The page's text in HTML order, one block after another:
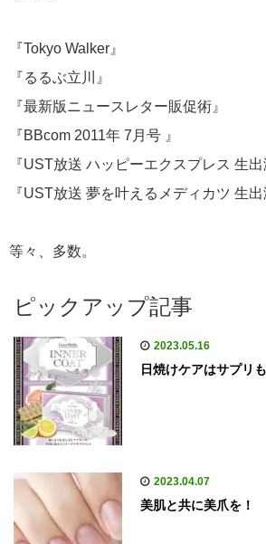
『Tokyo Walker』
『るるぶ立川』
『最新版ニュースレター販促術』
『BBcom 2011年 7月号 』
『UST放送 ハッピーエクスプレス 生出
『UST放送 夢を叶えるメディカツ 生出
等々、多数。
ピックアップ記事
2023.05.16
日焼けケアはサプリ
2023.04.07
美肌と共に美爪を！